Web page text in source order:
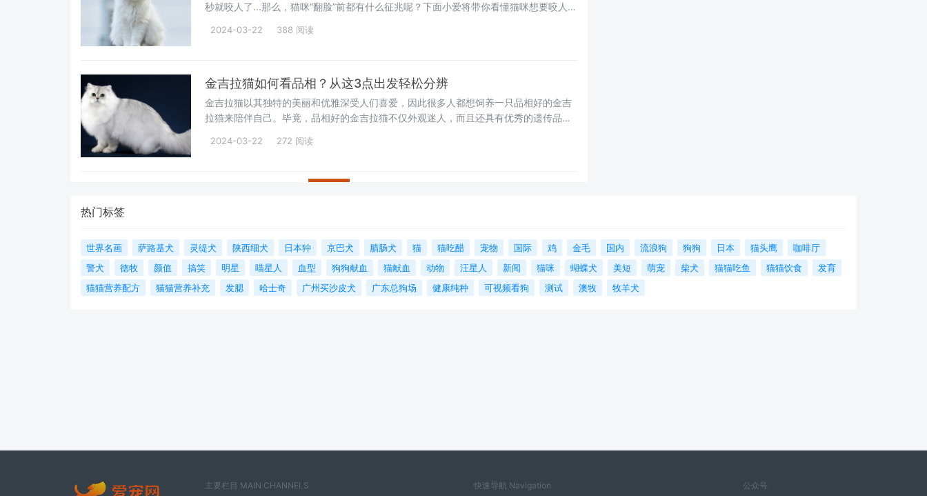
秒就咬人了...那么，猫咪“翻脸”前都有什么征兆呢？下面小爱将带你看懂猫咪想要咬人前
2024-03-22 388 阅读
金吉拉猫如何看品相？从这3点出发轻松分辨
金吉拉猫以其独特的美丽和优雅深受人们喜爱，因此很多人都想饲养一只品相好的金吉
拉猫来陪伴自己。毕竟，品相好的金吉拉猫不仅外观迷人，而且还具有优秀的遗传品
晓！
2024-03-22 272 阅读
热门标签
世界名画 萨路基犬 灵缇犬 陕西细犬 日本狆 京巴犬 腊肠犬 猫 猫吃醋 宠物 国际 鸡 金毛 国内 流浪狗 狗狗 日本 猫头鹰
咖啡厅
警犬
德牧 颜值 搞笑 明星 喵星人 血型 狗狗献血 猫献血 动物 汪星人 新闻 猫咪 蝴蝶犬 美短 萌宠 柴犬 猫猫吃鱼 猫猫饮食
发育
猫猫营养配方
猫猫营养补充 发腮 哈士奇 广州买沙皮犬 广东总狗场 健康纯种 可视频看狗 测试 澳牧 牧羊犬
主要栏目 MAIN CHANNELS 快速导航 Navigation 公众号